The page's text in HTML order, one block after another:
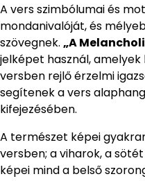
A vers szimbólumai és
mondanivalóját, és
szövegnek. „A
jelképet használ,
versben rejlő érzelmi
segítenek a vers
kifejezésében.
A természet képei
versben; a viharok, a
képei mind a belső